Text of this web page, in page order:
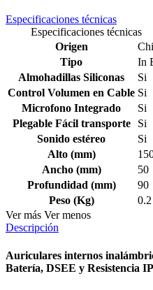
Especificaciones técnicas
Especificaciones técnicas
Origen
Tipo
In
Almohadillas Siliconas
Si
Control Volumen en Cable Si
Microfono Integrado
Si
Plegable Fácil transporte
Si
Sonido estéreo
Si
Alto (mm)
Ancho (mm)
50
Profundidad (mm)
90
Peso (Kg)
0.2
Ver más Ver menos
Descripción
Auriculares internos
Batería, DSEE y Resistencia